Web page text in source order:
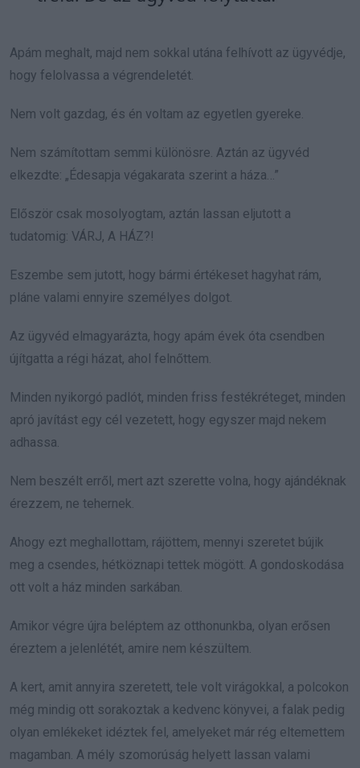
Apám meghalt, majd nem sokkal utána felhívott az ügyvédje,
hogy felolvassa a végrendeletét.
Nem volt gazdag, és én voltam az egyetlen gyereke.
Nem számítottam semmi különösre. Aztán az ügyvéd
elkezdte: „Édesapja végakarata szerint a háza…”
Először csak mosolyogtam, aztán lassan eljutott a
tudatomig: VÁRJ, A HÁZ?!
Eszembe sem jutott, hogy bármi értékeset hagyhat rám,
pláne valami ennyire személyes dolgot.
Az ügyvéd elmagyarázta, hogy apám évek óta csendben
újítgatta a régi házat, ahol felnőttem.
Minden nyikorgó padlót, minden friss festékréteget, minden
apró javítást egy cél vezetett, hogy egyszer majd nekem
adhassa.
Nem beszélt erről, mert azt szerette volna, hogy ajándéknak
érezzem, ne tehernek.
Ahogy ezt meghallottam, rájöttem, mennyi szeretet bújik
meg a csendes, hétköznapi tettek mögött. A gondoskodása
ott volt a ház minden sarkában.
Amikor végre újra beléptem az otthonunkba, olyan erősen
éreztem a jelenlétét, amire nem készültem.
A kert, amit annyira szeretett, tele volt virágokkal, a polcokon
még mindig ott sorakoztak a kedvenc könyvei, a falak pedig
olyan emlékeket idéztek fel, amelyeket már rég eltemettem
magamban. A mély szomorúság helyett lassan valami